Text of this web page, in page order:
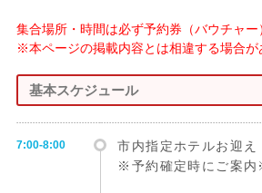
集合場所・時間は必ず予約券（バウチャー
※本ページの掲載内容とは相違する場合が
基本スケジュール
7:00-8:00
市内指定ホテルお迎え
※予約確定時にご案